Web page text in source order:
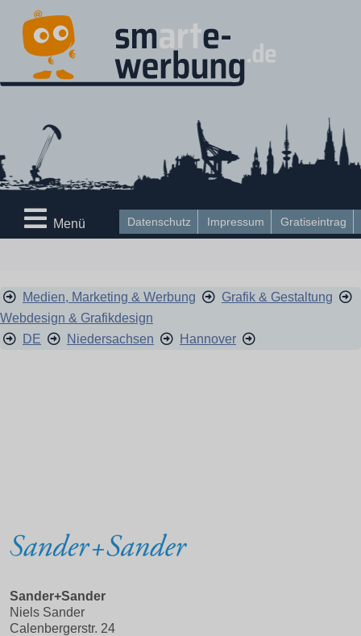
Datenschutz Impressum Gratiseintrag
Menü
Medien, Marketing & Werbung
Grafik & Gestaltung
Webdesign & Grafikdesign
DE
Niedersachsen Hannover
Sander+Sander
Niels Sander
Calenbergerstr. 24